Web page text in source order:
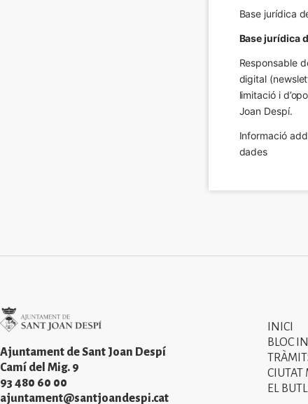
Base jurídica
Base jurídica
Responsable
digital
limitació i
Joan Despí.
Informació
dades
Imatge
Ajuntament de Sant Joan Despí
Camí del Mig. 9
93 480 60 00
ajuntament@santjoandespi.cat
Primer
menú
INICI
BLOC
CIUTAT
EL